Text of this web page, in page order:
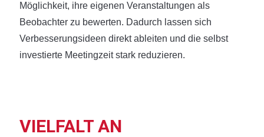
Möglichkeit, ihre eigenen Veranstaltungen als
Beobachter zu bewerten. Dadurch lassen sich
Verbesserungsideen direkt ableiten und die selbst
investierte Meetingzeit stark reduzieren.
VIELFALT AN